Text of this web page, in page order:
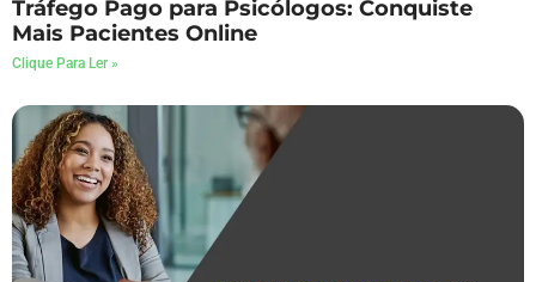
Tráfego Pago para Psicólogos: Conquiste
Mais Pacientes Online
Clique Para Ler »